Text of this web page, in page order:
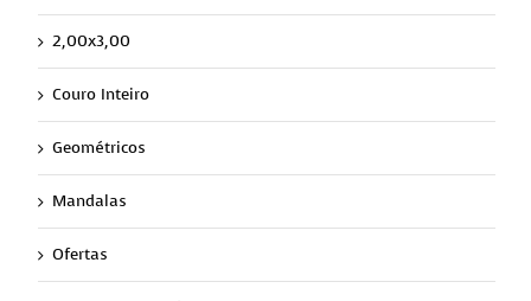
2,00x3,00
Couro Inteiro
Geométricos
Mandalas
Ofertas